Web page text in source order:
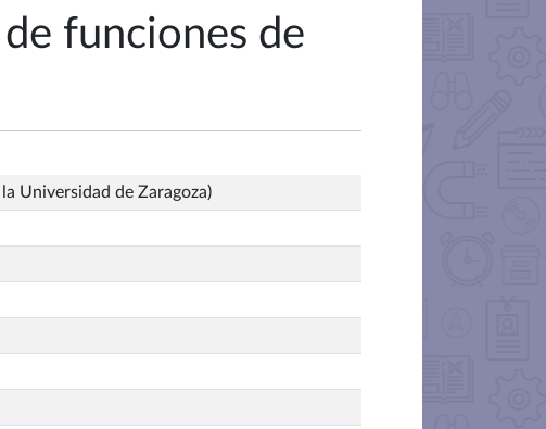
funciones de
Universidad de Zaragoza)